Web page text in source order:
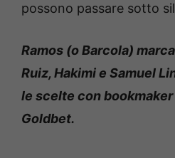
possono passare sotto
Ramos (o Barcola)
Ruiz, Hakimi e Samuel
le scelte con
Goldbet.